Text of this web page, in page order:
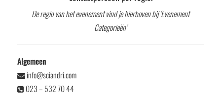
De regio van het evenement vind je hierboven bij ‘Evenement
Categorieën’
Algemeen
info@sciandri.com
023 – 532 70 44